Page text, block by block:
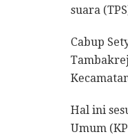
suara
Cabup
Hal ini
Umum